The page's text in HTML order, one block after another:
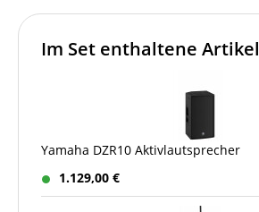
Im Set enthaltene Artikel
Yamaha DZR10 Aktivlautsprecher
1.129,00 €